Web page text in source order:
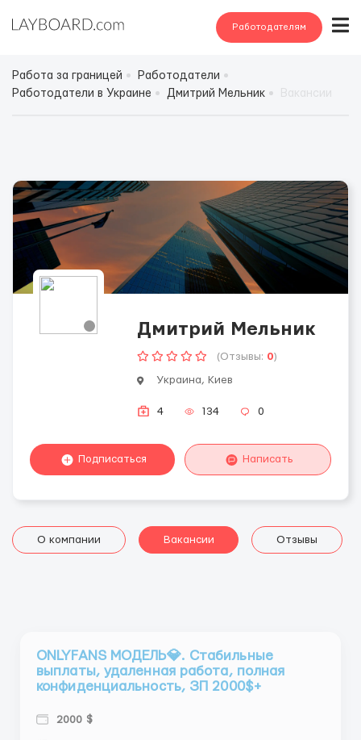
Работодателям
Работа за границей
Работодатели
Работодатели в Украине
Дмитрий Мельник
Дмитрий Мельник
(Отзывы: 0)
Украина, Киев
4 134 0
Подписаться Написать
О компании Вакансии Отзывы
ONLYFANS МОДЕЛЬ💎. Стабильные
выплаты, удаленная работа, полная
конфиденциальность, ЗП 2000$+
2000 $